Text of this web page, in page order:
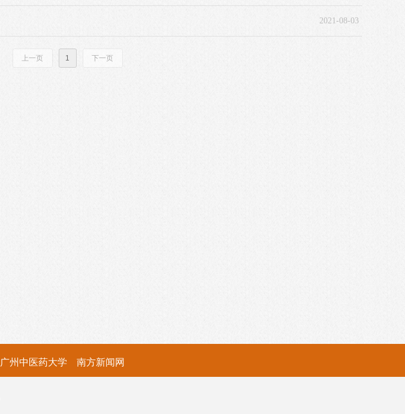
2021-08-03
上一页 1 下一页
广州中医药大学 南方新闻网